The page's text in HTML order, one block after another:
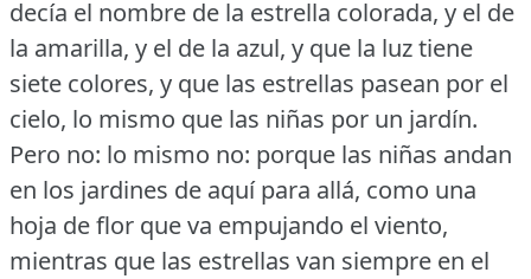
decía el nombre de la estrella colorada, y el de
la amarilla, y el de la azul, y que la luz tiene
siete colores, y que las estrellas pasean por el
cielo, lo mismo que las niñas por un jardín.
Pero no: lo mismo no: porque las niñas andan
en los jardines de aquí para allá, como una
hoja de flor que va empujando el viento,
mientras que las estrellas van siempre en el